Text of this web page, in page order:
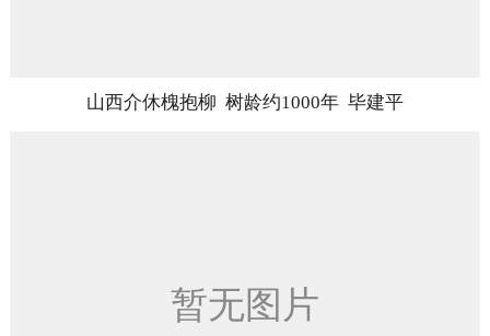
山西介休槐抱柳 树龄约1000年 毕建平